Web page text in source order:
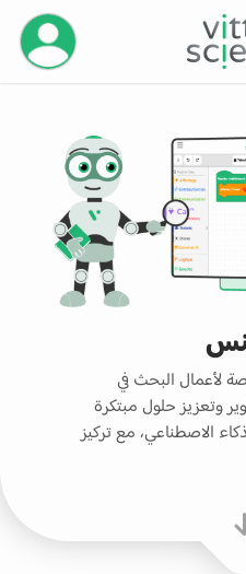
إدارة
لأعمال البحث في
وتعزيز حلول مبتكرة
الاصطناعي، مع تركيز